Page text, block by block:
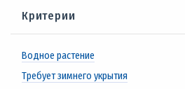
Критерии
Водное растение
Требует зимнего укрытия